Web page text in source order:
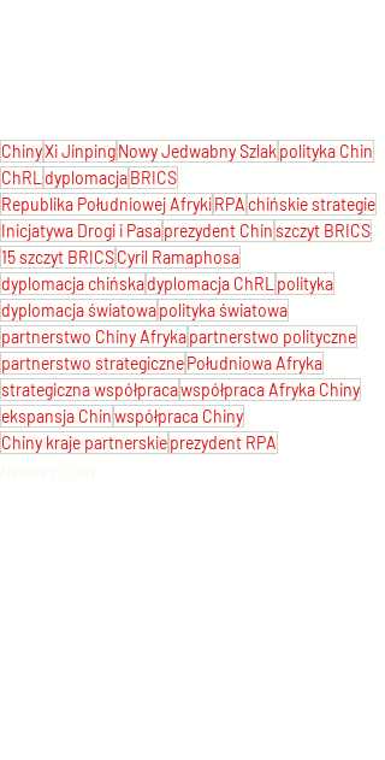
ChinyXi JinpingNowy Jedwabny Szlak polityka Chin
ChRL dyplomacjaBRICS
Republika Południowej AfrykiRPA chińskie strategie
Inicjatywa Drogi i Pasaprezydent Chinszczyt BRICS
15 szczyt BRICSCyril Ramaphosa
dyplomacja chińskadyplomacja ChRL polityka
dyplomacja światowapolityka światowa
partnerstwo Chiny Afrykapartnerstwo polityczne
partnerstwo strategicznePołudniowa Afryka
strategiczna współpracawspółpraca Afryka Chiny
ekspansja Chinwspółpraca Chiny
Chiny kraje partnerskieprezydent RPA